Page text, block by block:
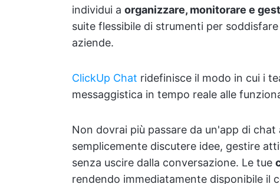
individui a organizzare, monitorare e
suite flessibile di strumenti per
aziende.
ClickUp Chat ridefinisce il modo in cui i
messaggistica in tempo reale alle
Non dovrai più passare da un'app di
semplicemente discutere idee, gestire
senza uscire dalla conversazione. Le tue
rendendo immediatamente disponibile il